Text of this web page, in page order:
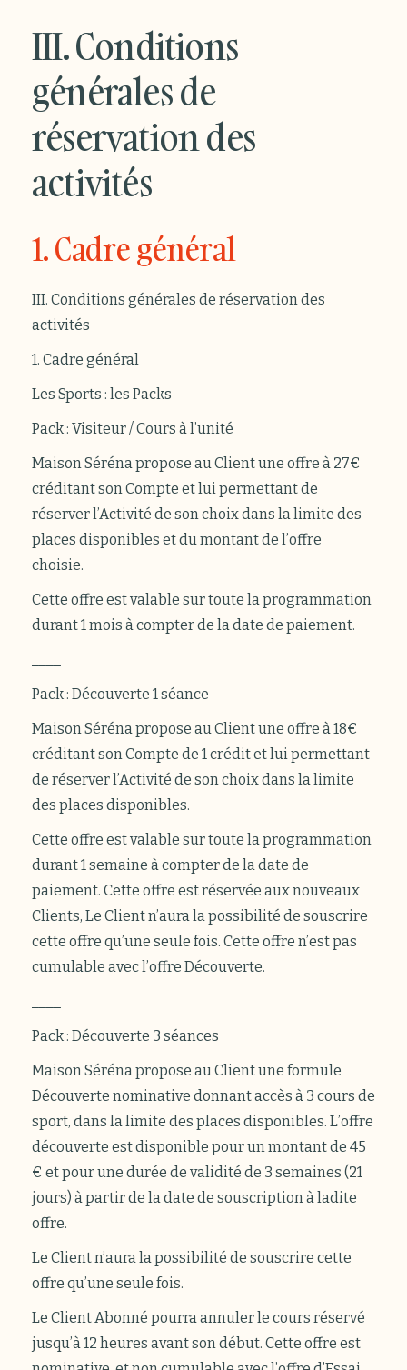
III. Conditions
générales de
réservation des
activités
1. Cadre général
III. Conditions générales de réservation des
activités
1. Cadre général
Les Sports : les Packs
Pack : Visiteur / Cours à l’unité
Maison Séréna propose au Client une offre à 27€
créditant son Compte et lui permettant de
réserver l’Activité de son choix dans la limite des
places disponibles et du montant de l’offre
choisie.
Cette offre est valable sur toute la programmation
durant 1 mois à compter de la date de paiement.
Pack : Découverte 1 séance
Maison Séréna propose au Client une offre à 18€
créditant son Compte de 1 crédit et lui permettant
de réserver l’Activité de son choix dans la limite
des places disponibles.
Cette offre est valable sur toute la programmation
durant 1 semaine à compter de la date de
paiement. Cette offre est réservée aux nouveaux
Clients, Le Client n’aura la possibilité de souscrire
cette offre qu’une seule fois. Cette offre n’est pas
cumulable avec l’offre Découverte.
Pack : Découverte 3 séances
Maison Séréna propose au Client une formule
Découverte nominative donnant accès à 3 cours de
sport, dans la limite des places disponibles. L’offre
découverte est disponible pour un montant de 45
€ et pour une durée de validité de 3 semaines (21
jours) à partir de la date de souscription à ladite
offre.
Le Client n’aura la possibilité de souscrire cette
offre qu’une seule fois.
Le Client Abonné pourra annuler le cours réservé
jusqu’à 12 heures avant son début. Cette offre est